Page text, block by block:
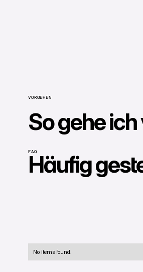
VORGEHEN
So gehe ich
FAQ
Häufig
No items found.